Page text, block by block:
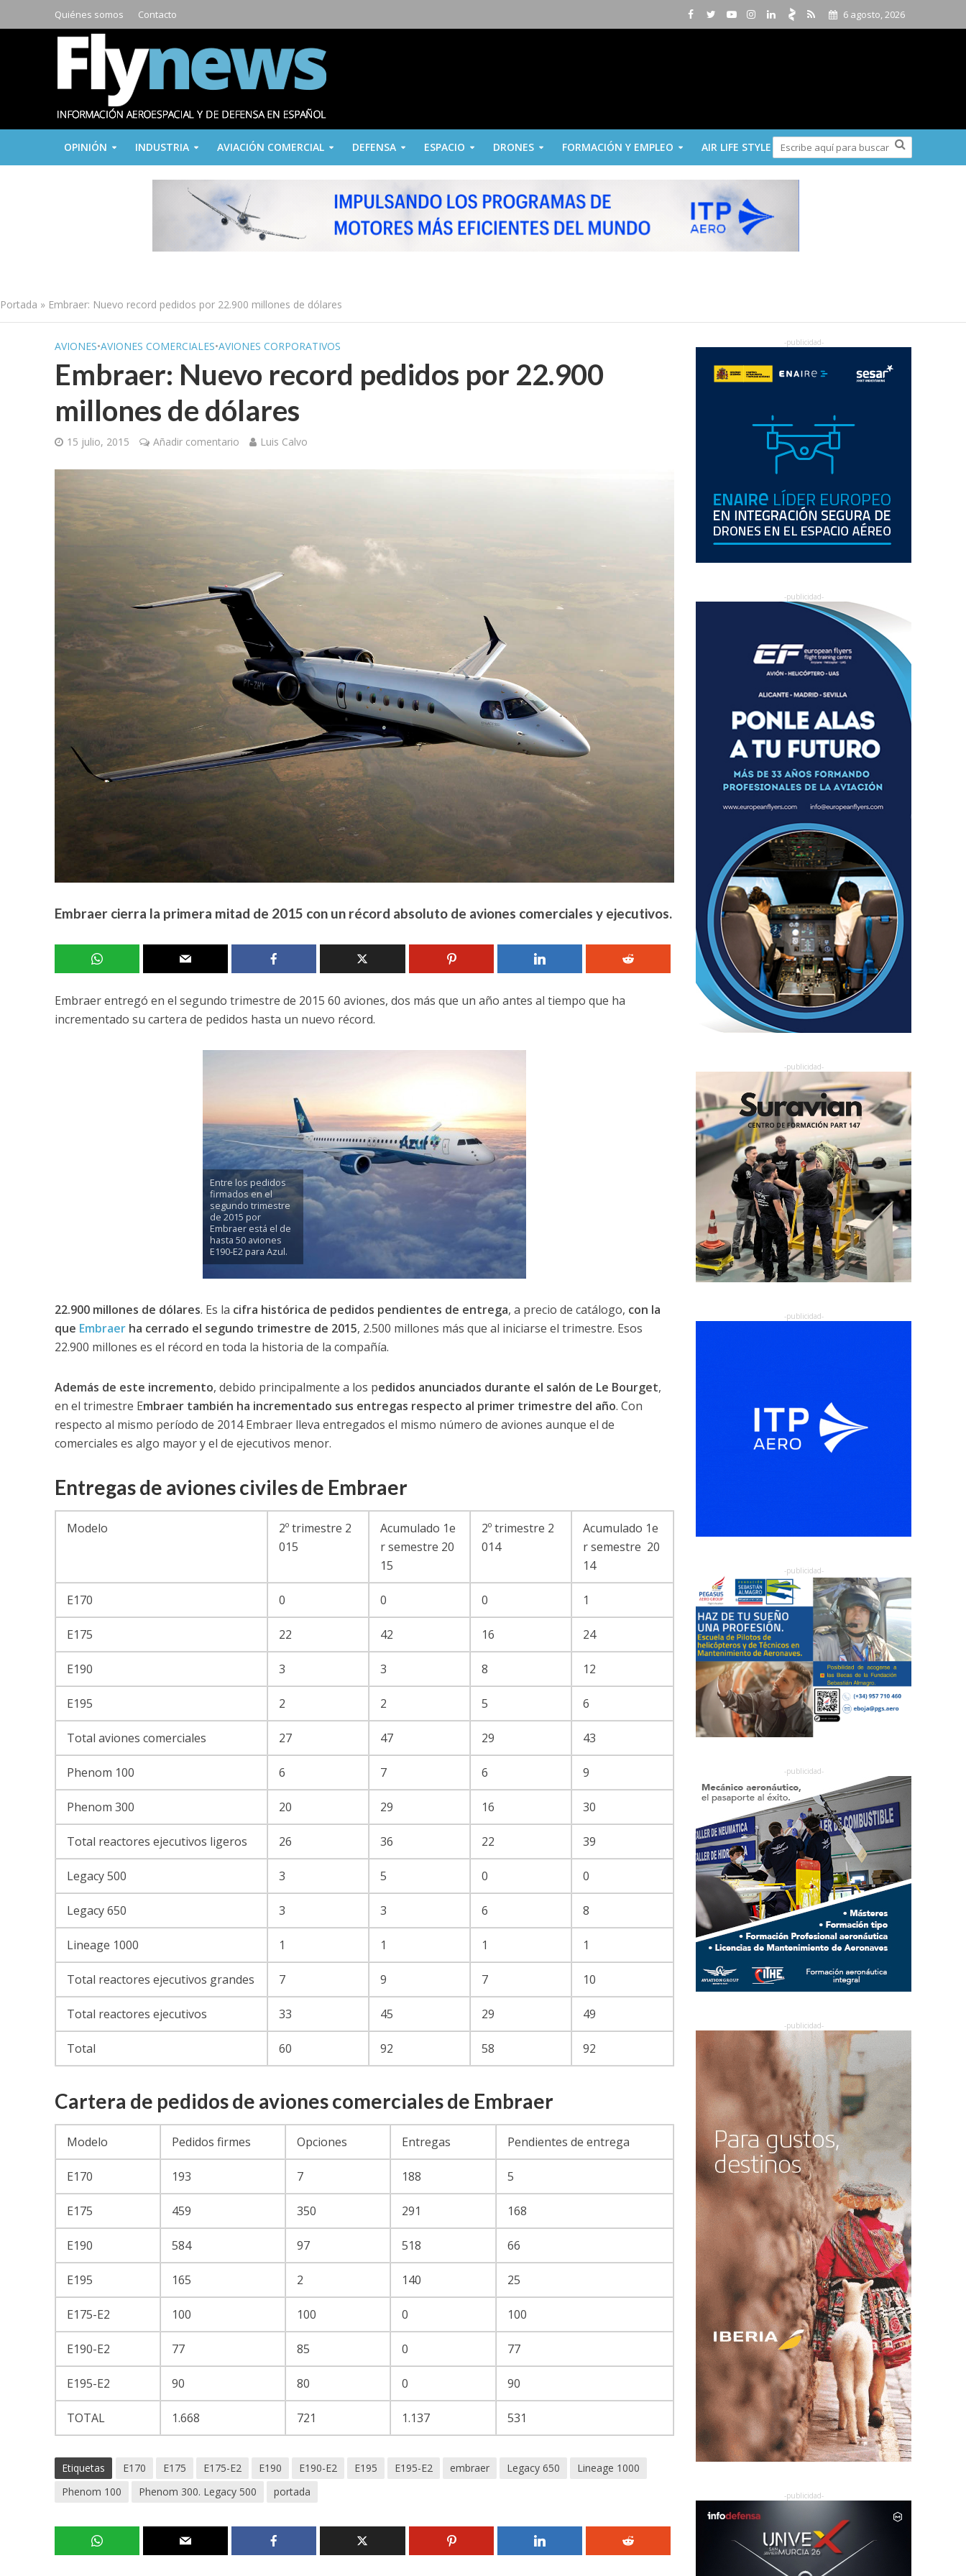
Quiénes somos Contacto 6 agosto, 2026
OPINIÓN INDUSTRIA AVIACIÓN COMERCIAL DEFENSA ESPACIO DRONES FORMACIÓN Y EMPLEO AIR LIFE STYLE
Portada » Embraer: Nuevo record pedidos por 22.900 millones de dólares
AVIONES•AVIONES COMERCIALES•AVIONES CORPORATIVOS
Embraer: Nuevo record pedidos por 22.900
millones de dólares
15 julio, 2015 Añadir comentario Luis Calvo
Embraer cierra la primera mitad de 2015 con un récord absoluto de aviones comerciales y ejecutivos.
Embraer entregó en el segundo trimestre de 2015 60 aviones, dos más que un año antes al tiempo que ha
incrementado su cartera de pedidos hasta un nuevo récord.
Entre los pedidos
firmados en el
segundo trimestre
de 2015 por
Embraer está el de
hasta 50 aviones
E190-E2 para Azul.
22.900 millones de dólares. Es la cifra histórica de pedidos pendientes de entrega, a precio de catálogo, con la
que Embraerha cerrado el segundo trimestre de 2015, 2.500 millones más que al iniciarse el trimestre. Esos
22.900 millones es el récord en toda la historia de la compañía.
Además de este incremento, debido principalmente a los pedidos anunciados durante el salón de Le Bourget,
en el trimestre Embraer también ha incrementado sus entregas respecto al primer trimestre del año. Con
respecto al mismo período de 2014 Embraer lleva entregados el mismo número de aviones aunque el de
comerciales es algo mayor y el de ejecutivos menor.
Entregas de aviones civiles de Embraer
Modelo
2º trimestre 2
015
Acumulado 1e
r semestre 20
15
2º trimestre 2
014
Acumulado 1e
r semestre 20
14
E170 0 0 0 1
E175 22 42 16 24
E190 3 3 8 12
E195 2 2 5 6
Total aviones comerciales 27 47 29 43
Phenom 100 6 7 6 9
Phenom 300 20 29 16 30
Total reactores ejecutivos ligeros 26 36 22 39
Legacy 500 3 5 0 0
Legacy 650 3 3 6 8
Lineage 1000 1 1 1 1
Total reactores ejecutivos grandes 7 9 7 10
Total reactores ejecutivos 33 45 29 49
Total 60 92 58 92
Cartera de pedidos de aviones comerciales de Embraer
Modelo Pedidos firmes Opciones Entregas Pendientes de entrega
E170 193 7 188 5
E175 459 350 291 168
E190 584 97 518 66
E195 165 2 140 25
E175-E2 100 100 0 100
E190-E2 77 85 0 77
E195-E2 90 80 0 90
TOTAL 1.668 721 1.137 531
Etiquetas E170 E175 E175-E2 E190 E190-E2 E195 E195-E2 embraer Legacy 650
Lineage 1000
Phenom 100
Phenom 300. Legacy 500 portada